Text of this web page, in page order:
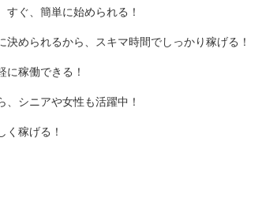
すぐ、簡単に始められる！
決められるから、スキマ時間でしっかり稼げる！
に稼働できる！
、シニアや女性も活躍中！
く稼げる！